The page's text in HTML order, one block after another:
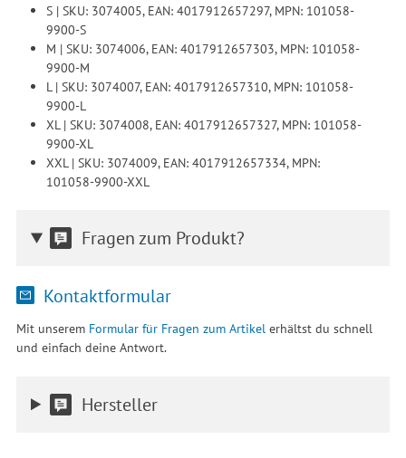
S | SKU: 3074005, EAN: 4017912657297, MPN: 101058-
9900-S
M | SKU: 3074006, EAN: 4017912657303, MPN: 101058-
9900-M
L | SKU: 3074007, EAN: 4017912657310, MPN: 101058-
9900-L
XL | SKU: 3074008, EAN: 4017912657327, MPN: 101058-
9900-XL
XXL | SKU: 3074009, EAN: 4017912657334, MPN:
101058-9900-XXL
Fragen zum Produkt?
Kontaktformular
Mit unserem Formular für Fragen zum Artikelerhältst du schnell
und einfach deine Antwort.
Hersteller